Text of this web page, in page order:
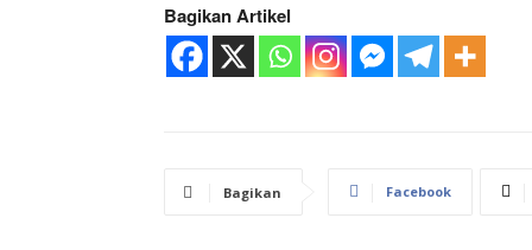
Bagikan Artikel
Bagikan Facebook